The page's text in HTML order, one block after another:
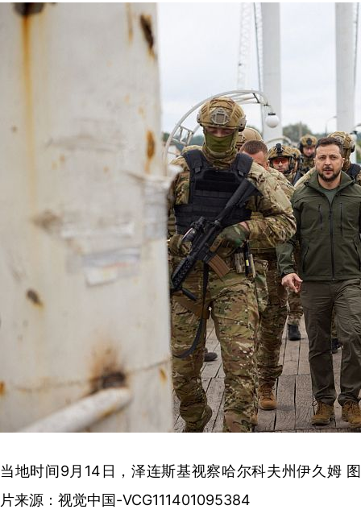
当地时间9月14日，泽连斯基视察哈尔科夫州伊久姆 图
片来源：视觉中国-VCG111401095384